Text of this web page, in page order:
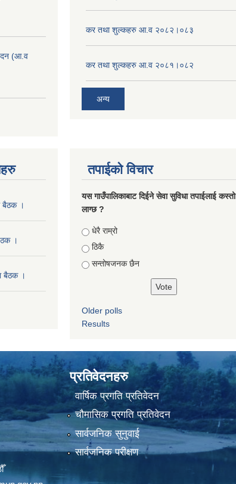
(आ.व
कर तथा शुल्कहरु आ.व २०८२।०८३
कर तथा शुल्कहरु आ.व २०८१।०८२
अन्य
बैठक ।
।
बैठक ।
तपाईको विचार
यस गाउँपालिकाबाट दिईने सेवा सुविधा तपाईलाई कस्तो
लाग्छ ?
Choices
धेरै राम्रो
ठिकै
सन्तोषजनक छैन
Older polls
Results
प्रतिवेदनहरु
वार्षिक प्रगति प्रतिवेदन
चौमासिक प्रगति प्रतिवेदन
सार्वजनिक सुनुवाई
सार्वजनिक परीक्षण